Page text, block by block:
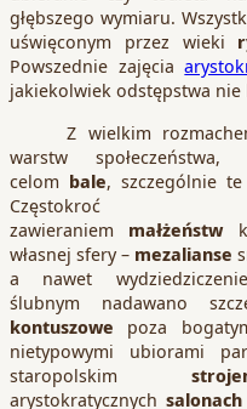
głębszego wymiaru.
uświęconym przez wieki
Powszednie zajęcia
jakiekolwiek odstępstwa nie
Z wielkim rozmachem,
warstw
celom bale, szczególnie te
Częstokroć
zawieraniem małżeństw
własnej sfery – mezalianse
a nawet
ślubnym nadawano
kontuszowe poza
nietypowymi ubiorami
staropolskim
arystokratycznych salonach